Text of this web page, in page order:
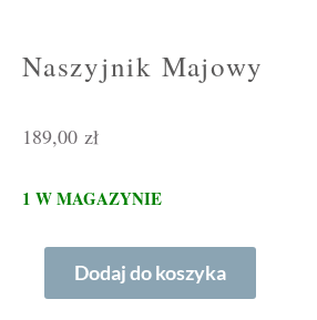
Naszyjnik Majowy
189,00 zł
1 W MAGAZYNIE
Dodaj do koszyka